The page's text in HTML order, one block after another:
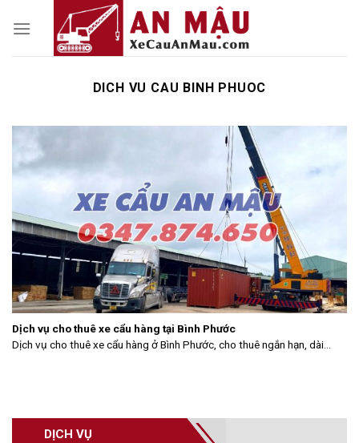
DICH VU CAU BINH PHUOC
DỊCH VỤ
Dịch vụ cho thuê xe cẩu hàng tại Bình Phước
Dịch vụ cho thuê xe cẩu hàng ở Bình Phước, cho thuê ngắn hạn, dài...